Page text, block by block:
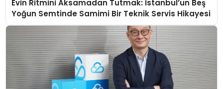
Evin Ritmini Aksamadan Tutmak: İstanbul’un Beş
Yoğun Semtinde Samimi Bir Teknik Servis Hikayesi